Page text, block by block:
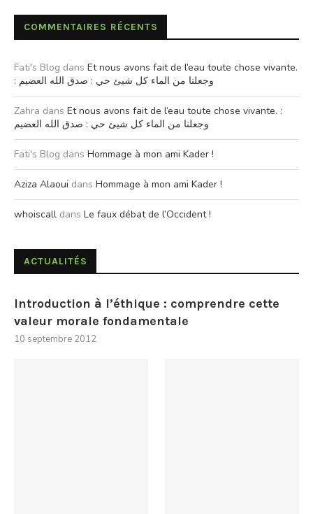
COMMENTAIRES RÉCENTS
Fati's Blog dans Et nous avons fait de l’eau toute chose vivante.
: وجعلنا من الماء كل شيئ حي : صدق الله العضيم
Zahra dans Et nous avons fait de l’eau toute chose vivante. :
وجعلنا من الماء كل شيئ حي : صدق الله العضيم
Fati's Blog dans Hommage à mon ami Kader !
Aziza Alaoui dans Hommage à mon ami Kader !
whoiscall dans Le faux débat de l’Occident !
ACTUALITÉS
Introduction à l’éthique : comprendre cette
valeur morale fondamentale
10 septembre 2012